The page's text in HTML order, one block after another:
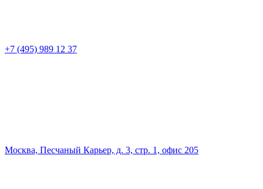
+7 (495) 989 12 37
Москва, Песчаный Карьер, д. 3, стр. 1, офис 205